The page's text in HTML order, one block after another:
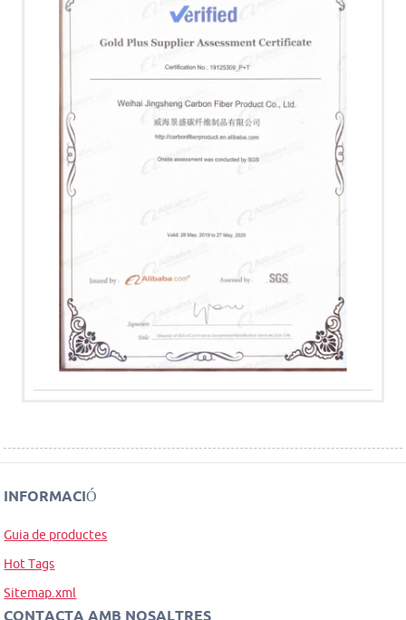
INFORMACIÓ
Guia de productes
Hot Tags
Sitemap.xml
CONTACTA AMB NOSALTRES